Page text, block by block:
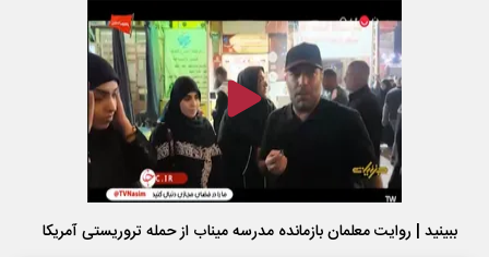
ببینید | روایت معلمان بازمانده مدرسه میناب از حمله تروریستی آمریکا